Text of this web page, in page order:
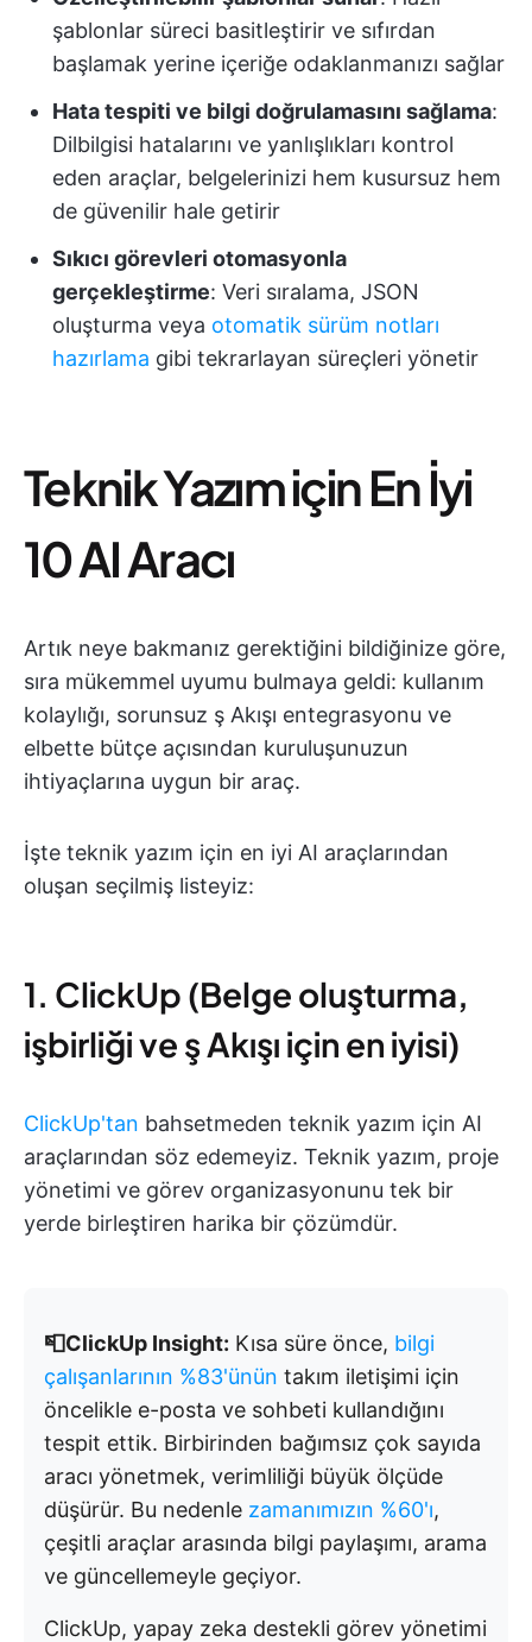
şablonlar süreci basitleştirir ve sıfırdan
başlamak yerine içeriğe odaklanmanızı sağlar
Hata tespiti ve bilgi doğrulamasını sağlama:
Dilbilgisi hatalarını ve yanlışlıkları kontrol
eden araçlar, belgelerinizi hem kusursuz hem
de güvenilir hale getirir
Sıkıcı görevleri otomasyonla
gerçekleştirme: Veri sıralama, JSON
oluşturma veya otomatik sürüm notları
hazırlama gibi tekrarlayan süreçleri yönetir
Teknik Yazım için En İyi
10 AI Aracı
Artık neye bakmanız gerektiğini bildiğinize göre,
sıra mükemmel uyumu bulmaya geldi: kullanım
kolaylığı, sorunsuz ş Akışı entegrasyonu ve
elbette bütçe açısından kuruluşunuzun
ihtiyaçlarına uygun bir araç.
İşte teknik yazım için en iyi AI araçlarından
oluşan seçilmiş listeyiz:
1. ClickUp (Belge oluşturma,
işbirliği ve ş Akışı için en iyisi)
ClickUp'tan bahsetmeden teknik yazım için AI
araçlarından söz edemeyiz. Teknik yazım, proje
yönetimi ve görev organizasyonunu tek bir
yerde birleştiren harika bir çözümdür.
📮ClickUp Insight: Kısa süre önce, bilgi
çalışanlarının %83'ünün takım iletişimi için
öncelikle e-posta ve sohbeti kullandığını
tespit ettik. Birbirinden bağımsız çok sayıda
aracı yönetmek, verimliliği büyük ölçüde
düşürür. Bu nedenle zamanımızın %60'ı,
çeşitli araçlar arasında bilgi paylaşımı, arama
ve güncellemeyle geçiyor.
ClickUp, yapay zeka destekli görev yönetimi